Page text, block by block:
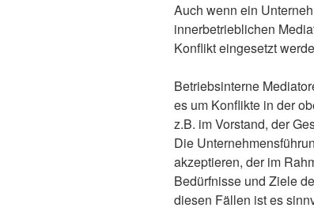
Auch wenn ein
innerbetrieblichen
Konflikt eingesetzt
Betriebsinterne
es um Konflikte in der
z.B. im Vorstand, der
Die
akzeptieren, der im
Bedürfnisse und Ziele
diesen Fällen ist es